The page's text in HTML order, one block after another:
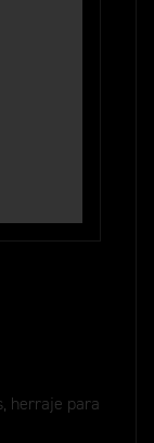
herraje para